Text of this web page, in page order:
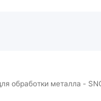
обработки металла -